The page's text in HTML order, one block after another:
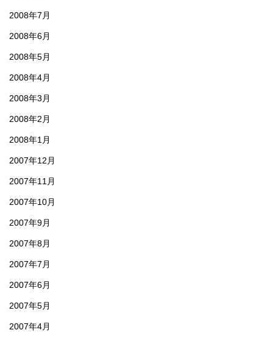
2008年7月
2008年6月
2008年5月
2008年4月
2008年3月
2008年2月
2008年1月
2007年12月
2007年11月
2007年10月
2007年9月
2007年8月
2007年7月
2007年6月
2007年5月
2007年4月